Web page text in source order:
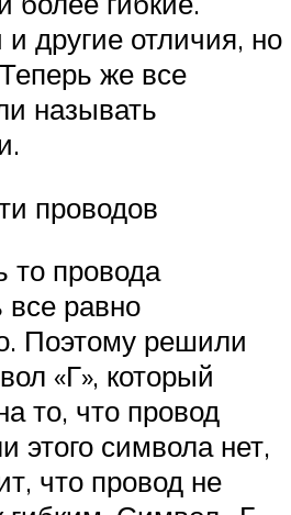
другие отличия, но
же все
называть
проводов
то провода
все равно
Поэтому решили
«Г», который
то, что провод
этого символа нет,
что провод не